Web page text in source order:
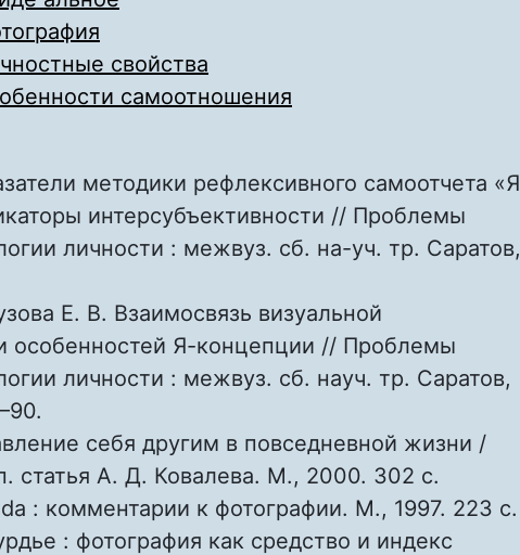
свойства
самоотношения
методики рефлексивного самоотчета «Я
интерсубъективности // Проблемы
личности : межвуз. сб. на-уч. тр. Саратов,
Е. В. Взаимосвязь визуальной
особенностей Я-концепции // Проблемы
личности : межвуз. сб. науч. тр. Саратов,
себя другим в повседневной жизни /
статья А. Д. Ковалева. М., 2000. 302 с.
: комментарии к фотографии. М., 1997. 223 с.
: фотография как средство и индекс